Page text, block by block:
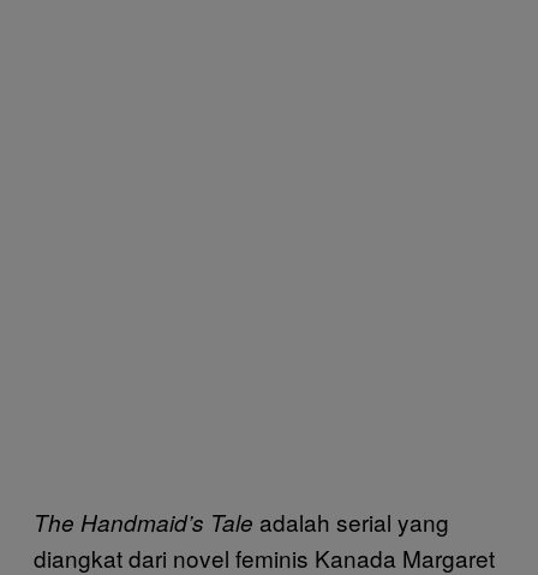
The Handmaid’s Tale adalah serial yang
diangkat dari novel feminis Kanada Margaret